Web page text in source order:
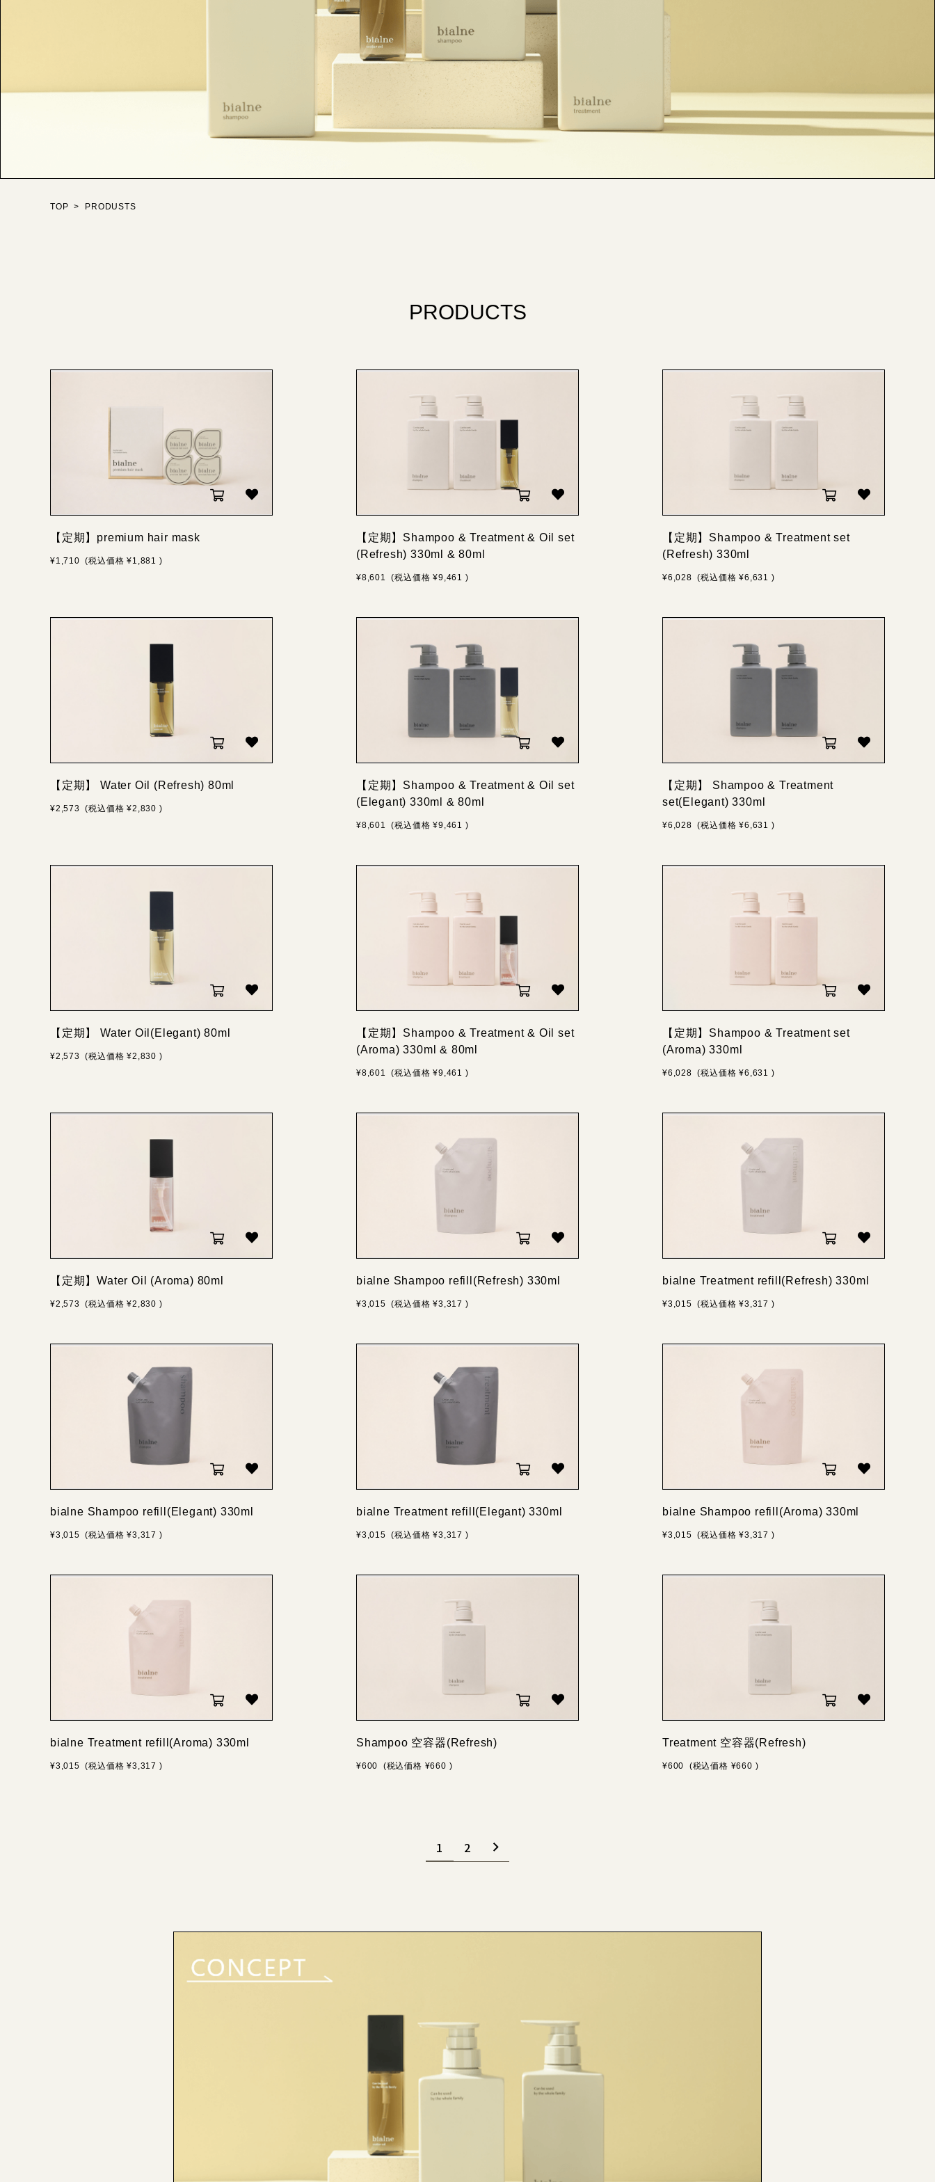
TOP PRODUSTS
【定期】premium hair mask
¥1,710 (税込価格 ¥1,881 )
【定期】Shampoo & Treatment & Oil set
(Refresh) 330ml & 80ml
¥8,601 (税込価格 ¥9,461 )
【定期】Shampoo & Treatment set
(Refresh) 330ml
¥6,028 (税込価格 ¥6,631 )
【定期】 Water Oil (Refresh) 80ml
¥2,573 (税込価格 ¥2,830 )
【定期】Shampoo & Treatment & Oil set
(Elegant) 330ml & 80ml
¥8,601 (税込価格 ¥9,461 )
【定期】 Shampoo & Treatment
set(Elegant) 330ml
¥6,028 (税込価格 ¥6,631 )
【定期】 Water Oil(Elegant) 80ml
¥2,573 (税込価格 ¥2,830 )
【定期】Shampoo & Treatment & Oil set
(Aroma) 330ml & 80ml
¥8,601 (税込価格 ¥9,461 )
【定期】Shampoo & Treatment set
(Aroma) 330ml
¥6,028 (税込価格 ¥6,631 )
【定期】Water Oil (Aroma) 80ml
¥2,573 (税込価格 ¥2,830 )
bialne Shampoo refill(Refresh) 330ml
¥3,015 (税込価格 ¥3,317 )
bialne Treatment refill(Refresh) 330ml
¥3,015 (税込価格 ¥3,317 )
bialne Shampoo refill(Elegant) 330ml
¥3,015 (税込価格 ¥3,317 )
bialne Treatment refill(Elegant) 330ml
¥3,015 (税込価格 ¥3,317 )
bialne Shampoo refill(Aroma) 330ml
¥3,015 (税込価格 ¥3,317 )
bialne Treatment refill(Aroma) 330ml
¥3,015 (税込価格 ¥3,317 )
Shampoo 空容器(Refresh)
¥600 (税込価格 ¥660 )
Treatment 空容器(Refresh)
¥600 (税込価格 ¥660 )
1 2